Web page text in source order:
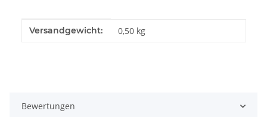
Produkteigenschaft
Wert
Versandgewicht: 0,50 kg
Bewertungen